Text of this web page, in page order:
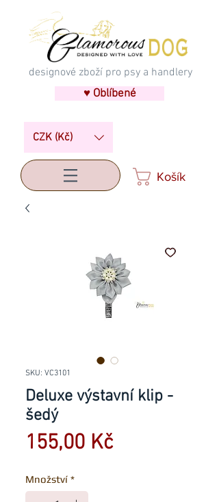
designové zboží pro psy a handlery
♥ Oblíbené
CZK (Kč)
Košík
SKU: VC3101
Deluxe výstavní klip -
šedý
155,00 KčCena
Množství *